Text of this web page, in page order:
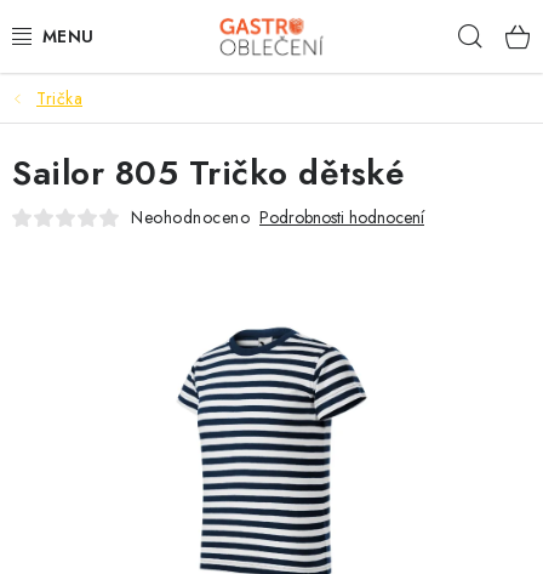
na
PRACOVNÍ OBLEČENÍ
VOLNOČASOVÉ
KUCHYNĚ
OBCHODNÍ PODMÍNKY
Trička
Sailor 805 Tričko dětské
Neohodnoceno Podrobnosti hodnocení